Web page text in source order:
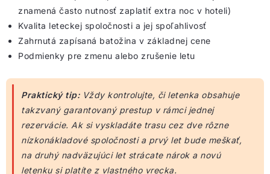
znamená často nutnosť zaplatiť extra noc v hoteli)
Kvalita leteckej spoločnosti a jej spoľahlivosť
Zahrnutá zapísaná batožina v základnej cene
Podmienky pre zmenu alebo zrušenie letu
Praktický tip:Vždy kontrolujte, či letenka obsahuje
takzvaný garantovaný prestup v rámci jednej
rezervácie. Ak si vyskladáte trasu cez dve rôzne
nízkonákladové spoločnosti a prvý let bude meškať,
na druhý nadväzujúci let strácate nárok a novú
letenku si platíte z vlastného vrecka.